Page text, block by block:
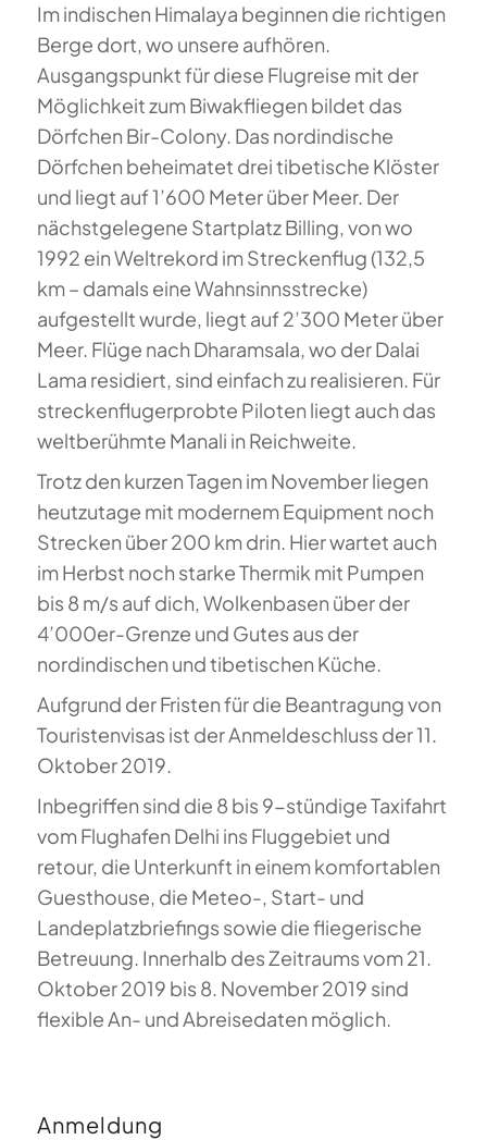
Im indischen Himalaya beginnen die richtigen
Berge dort, wo unsere aufhören.
Ausgangspunkt für diese Flugreise mit der
Möglichkeit zum Biwakfliegen bildet das
Dörfchen Bir-Colony. Das nordindische
Dörfchen beheimatet drei tibetische Klöster
und liegt auf 1’600 Meter über Meer. Der
nächstgelegene Startplatz Billing, von wo
1992 ein Weltrekord im Streckenflug (132,5
km – damals eine Wahnsinnsstrecke)
aufgestellt wurde, liegt auf 2’300 Meter über
Meer. Flüge nach Dharamsala, wo der Dalai
Lama residiert, sind einfach zu realisieren. Für
streckenflugerprobte Piloten liegt auch das
weltberühmte Manali in Reichweite.
Trotz den kurzen Tagen im November liegen
heutzutage mit modernem Equipment noch
Strecken über 200 km drin. Hier wartet auch
im Herbst noch starke Thermik mit Pumpen
bis 8 m/s auf dich, Wolkenbasen über der
4’000er-Grenze und Gutes aus der
nordindischen und tibetischen Küche.
Aufgrund der Fristen für die Beantragung von
Touristenvisas ist der Anmeldeschluss der 11.
Oktober 2019.
Inbegriffen sind die 8 bis 9-stündige Taxifahrt
vom Flughafen Delhi ins Fluggebiet und
retour, die Unterkunft in einem komfortablen
Guesthouse, die Meteo-, Start- und
Landeplatzbriefings sowie die fliegerische
Betreuung. Innerhalb des Zeitraums vom 21.
Oktober 2019 bis 8. November 2019 sind
flexible An- und Abreisedaten möglich.
Anmeldung